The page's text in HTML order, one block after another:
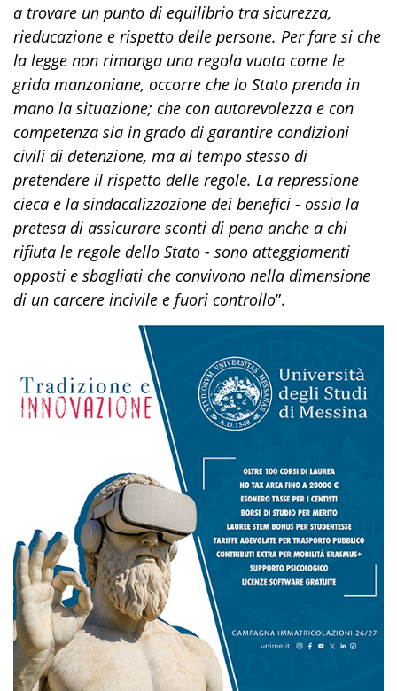
a trovare un punto di equilibrio tra sicurezza,
rieducazione e rispetto delle persone. Per fare si che
la legge non rimanga una regola vuota come le
grida manzoniane, occorre che lo Stato prenda in
mano la situazione; che con autorevolezza e con
competenza sia in grado di garantire condizioni
civili di detenzione, ma al tempo stesso di
pretendere il rispetto delle regole. La repressione
cieca e la sindacalizzazione dei benefici - ossia la
pretesa di assicurare sconti di pena anche a chi
rifiuta le regole dello Stato - sono atteggiamenti
opposti e sbagliati che convivono nella dimensione
di un carcere incivile e fuori controllo”.